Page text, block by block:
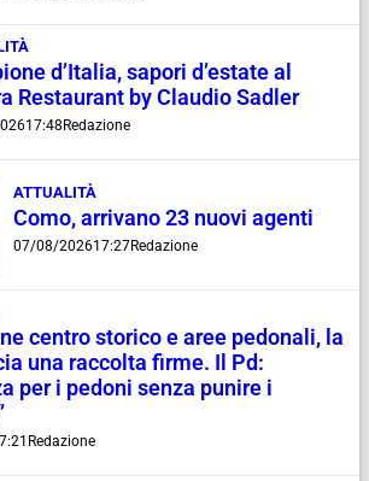
d’Italia, sapori d’estate al
Restaurant by Claudio Sadler
17:48Redazione
ATTUALITÀ
Como, arrivano 23 nuovi agenti
07/08/202617:27Redazione
centro storico e aree pedonali, la
una raccolta firme. Il Pd:
per i pedoni senza punire i
Redazione